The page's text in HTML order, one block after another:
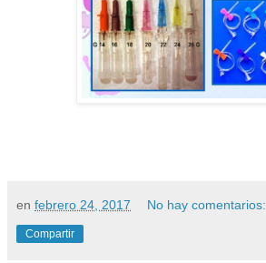
en febrero 24, 2017 No hay comentarios:
Compartir